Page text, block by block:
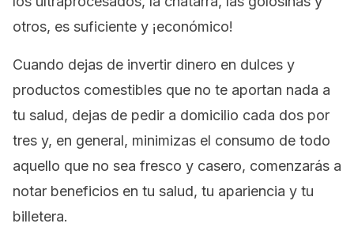
otros, es suficiente y ¡económico!
Cuando dejas de invertir dinero en dulces y
productos comestibles que no te aportan nada a
tu salud, dejas de pedir a domicilio cada dos por
tres y, en general, minimizas el consumo de todo
aquello que no sea fresco y casero, comenzarás a
notar beneficios en tu salud, tu apariencia y tu
billetera.